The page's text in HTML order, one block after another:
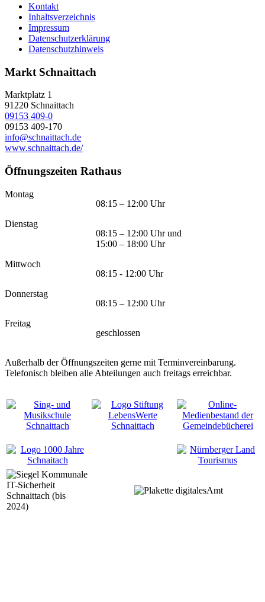
Kontakt
Inhaltsverzeichnis
Impressum
Datenschutzerklärung
Datenschutzhinweis
Markt Schnaittach
Marktplatz 1
91220 Schnaittach
09153 409-0
09153 409-170
info@schnaittach.de
www.schnaittach.de/
Öffnungszeiten Rathaus
Montag
08:15 – 12:00 Uhr
Dienstag
08:15 – 12:00 Uhr und
15:00 – 18:00 Uhr
Mittwoch
08:15 - 12:00 Uhr
Donnerstag
08:15 – 12:00 Uhr
Freitag
geschlossen
Außerhalb der Öffnungszeiten gerne mit Terminvereinbarung.
Telefonisch bleiben alle Abteilungen auch freitags erreichbar.